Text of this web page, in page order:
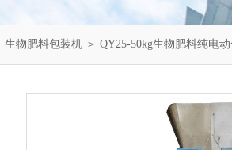
生物肥料包装机 ＞ QY25-50kg生物肥料纯电